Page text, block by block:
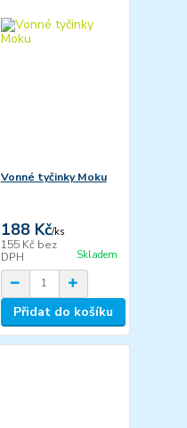
Vonné tyčinky Moku
188 Kč/ks
155 Kč bez
DPH
Skladem
Přidat do košíku